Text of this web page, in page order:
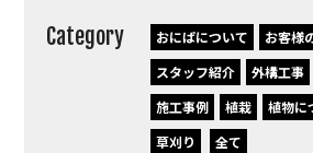
Category おにぱについて お客様
スタッフ紹介
外構工事
施工事例
植栽 植物に
草刈り
全て